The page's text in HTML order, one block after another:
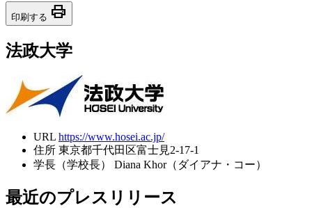
印刷する print
法政大学
URL https://www.hosei.ac.jp/
住所 東京都千代田区富士見2-17-1
学長（学校長）
Diana Khor（ダイアナ・コー）
最近のプレスリリース